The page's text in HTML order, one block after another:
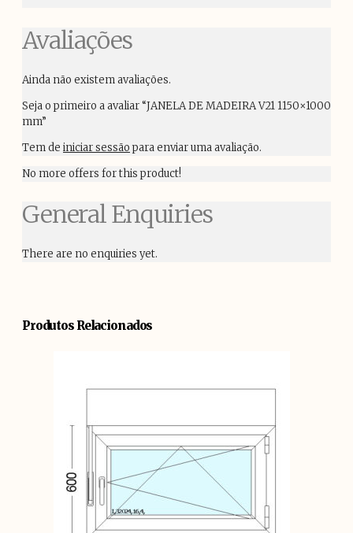
Avaliações
Ainda não existem avaliações.
Seja o primeiro a avaliar “JANELA DE MADEIRA V21 1150×1000
mm”
Tem de iniciar sessãopara enviar uma avaliação.
No more offers for this product!
General Enquiries
There are no enquiries yet.
Produtos Relacionados